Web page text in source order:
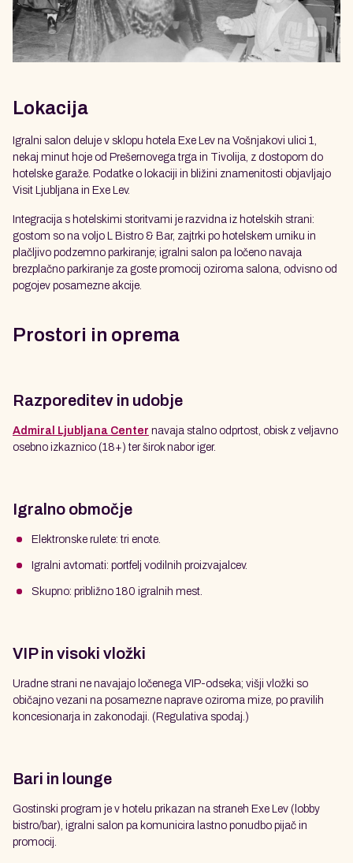
Lokacija
Igralni salon deluje v sklopu hotela Exe Lev na Vošnjakovi ulici 1,
nekaj minut hoje od Prešernovega trga in Tivolija, z dostopom do
hotelske garaže. Podatke o lokaciji in bližini znamenitosti objavljajo
Visit Ljubljana in Exe Lev.
Integracija s hotelskimi storitvami je razvidna iz hotelskih strani:
gostom so na voljo L Bistro & Bar, zajtrki po hotelskem urniku in
plačljivo podzemno parkiranje; igralni salon pa ločeno navaja
brezplačno parkiranje za goste promocij oziroma salona, odvisno od
pogojev posamezne akcije.
Prostori in oprema
Razporeditev in udobje
Admiral Ljubljana Center navaja stalno odprtost, obisk z veljavno
osebno izkaznico (18+) ter širok nabor iger.
Igralno območje
Elektronske rulete: tri enote.
Igralni avtomati: portfelj vodilnih proizvajalcev.
Skupno: približno 180 igralnih mest.
VIP in visoki vložki
Uradne strani ne navajajo ločenega VIP-odseka; višji vložki so
običajno vezani na posamezne naprave oziroma mize, po pravilih
koncesionarja in zakonodaji. (Regulativa spodaj.)
Bari in lounge
Gostinski program je v hotelu prikazan na straneh Exe Lev (lobby
bistro/bar), igralni salon pa komunicira lastno ponudbo pijač in
promocij.